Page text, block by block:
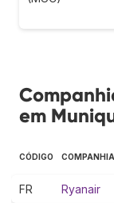
em
CÓDIGO
FR Ryanair